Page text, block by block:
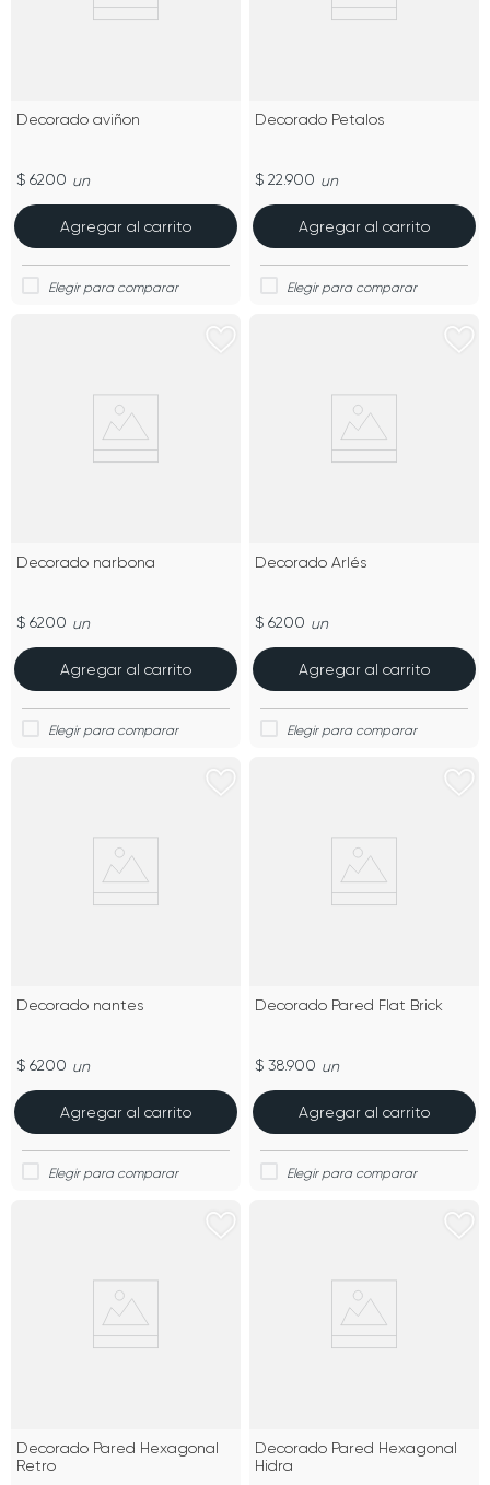
Decorado aviñon
$ 6200 un
Agregar al carrito
Decorado Petalos
$ 22.900 un
Agregar al carrito
Decorado narbona
$ 6200 un
Agregar al carrito
Decorado Arlés
$ 6200 un
Agregar al carrito
Decorado nantes
$ 6200 un
Agregar al carrito
Decorado Pared Flat Brick
$ 38.900 un
Agregar al carrito
Decorado Pared Hexagonal
Retro
Decorado Pared Hexagonal
Hidra